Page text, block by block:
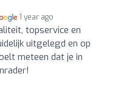
1 year ago
topservice en
uitgelegd en op
meteen dat je in